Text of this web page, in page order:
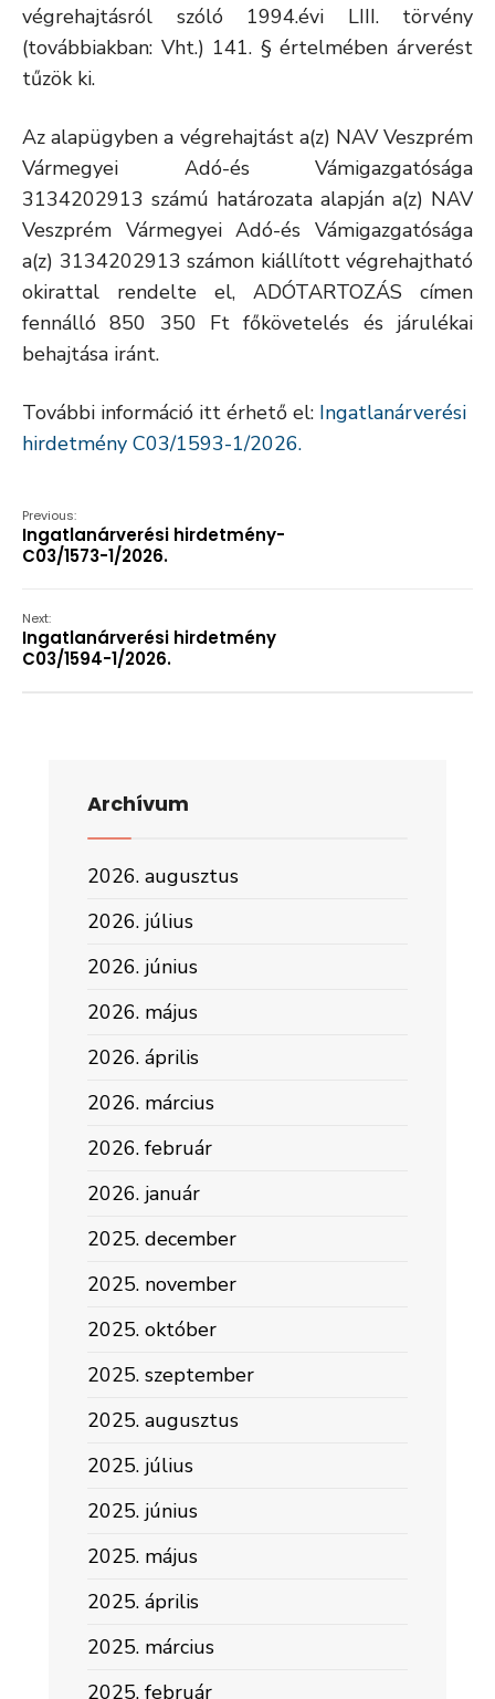
végrehajtásról szóló 1994.évi LIII. törvény
(továbbiakban: Vht.) 141. § értelmében árverést
tűzök ki.
Az alapügyben a végrehajtást a(z) NAV Veszprém
Vármegyei Adó-és Vámigazgatósága
3134202913 számú határozata alapján a(z) NAV
Veszprém Vármegyei Adó-és Vámigazgatósága
a(z) 3134202913 számon kiállított végrehajtható
okirattal rendelte el, ADÓTARTOZÁS címen
fennálló 850 350 Ft főkövetelés és járulékai
behajtása iránt.
További információ itt érhető el: Ingatlanárverési
hirdetmény C03/1593-1/2026.
Previous:
Ingatlanárverési hirdetmény-
C03/1573-1/2026.
Next:
Ingatlanárverési hirdetmény
C03/1594-1/2026.
Archívum
2026. augusztus
2026. július
2026. június
2026. május
2026. április
2026. március
2026. február
2026. január
2025. december
2025. november
2025. október
2025. szeptember
2025. augusztus
2025. július
2025. június
2025. május
2025. április
2025. március
2025. február